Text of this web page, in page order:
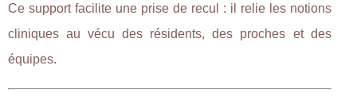
Ce support facilite une prise de recul : il relie les notions
cliniques au vécu des résidents, des proches et des
équipes.